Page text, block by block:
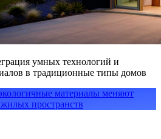
умных технологий и
в традиционные типы домов
материалы меняют
пространств